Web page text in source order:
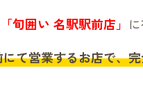
「旬囲い 名駅駅前店」
て営業するお店で、